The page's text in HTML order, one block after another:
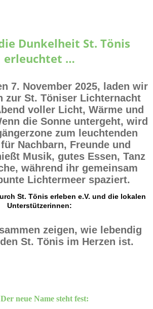
Dunkelheit St. Tönis
erleuchtet …
7. November 2025, laden wir
zur St. Töniser Lichternacht
voller Licht, Wärme und
die Sonne untergeht, wird
zum leuchtenden
Nachbarn, Freunde und
Musik, gutes Essen, Tanz
während ihr gemeinsam
Lichtermeer spaziert.
St. Tönis erleben e.V. und die lokalen
Unterstützerinnen:
zeigen, wie lebendig
St. Tönis im Herzen ist.
Der neue Name steht fest: